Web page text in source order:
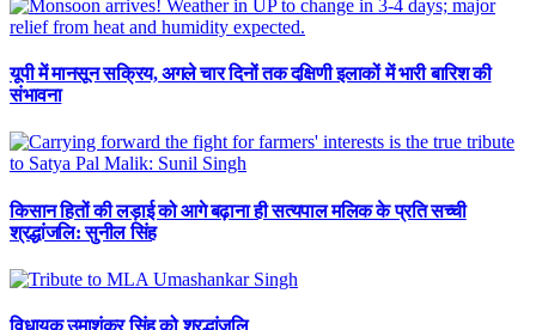
यूपी में मानसून सक्रिय, अगले चार दिनों तक दक्षिणी इलाकों में भारी बारिश की
संभावना
किसान हितों की लड़ाई को आगे बढ़ाना ही सत्यपाल मलिक के प्रति सच्ची
श्रद्धांजलि: सुनील सिंह